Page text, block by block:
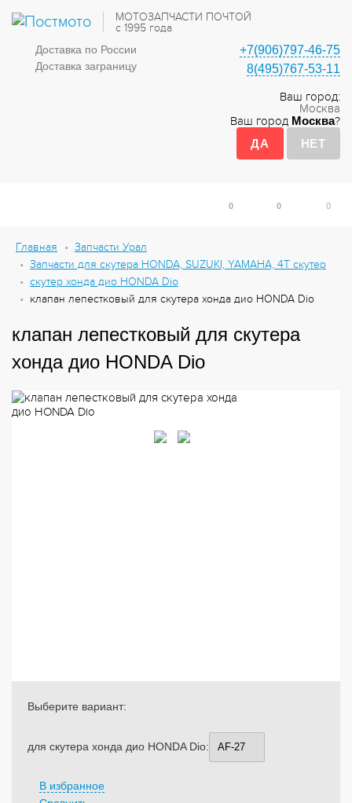
МОТОЗАПЧАСТИ ПОЧТОЙ
с 1995 года
Доставка по России
Доставка заграницу
+7(906)797-46-75
8(495)767-53-11
Ваш город:
Москва
Ваш город Москва?
0
0 0
Главная
Запчасти Урал
Запчасти для скутера HONDA, SUZUKI, YAMAHA, 4Т скутер
скутер хонда дио HONDA Dio
клапан лепестковый для скутера хонда дио HONDA Dio
клапан лепестковый для скутера
хонда дио HONDA Dio
Выберите вариант:
для скутера хонда дио HONDA Dio:
В избранное